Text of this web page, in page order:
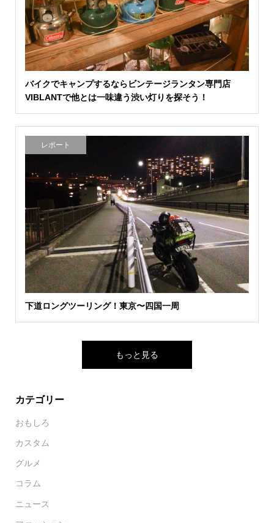
バイクでキャンプするならビンテージランタン専門店
VIBLANTで他とは一味違う渋い灯りを探そう！
レポート
下道ロングツーリング！東京〜四国一周
もっと見る
カテゴリー
おもしろ
カスタム
グルメ
コラム
ニュース